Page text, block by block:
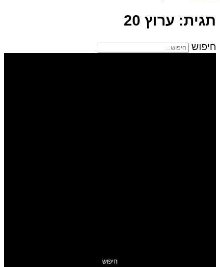
תגית: ערוץ 20
חיפוש
חיפוש